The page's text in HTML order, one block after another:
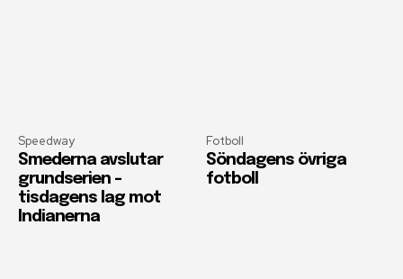
Speedway
Smederna avslutar
grundserien –
tisdagens lag mot
Indianerna
Fotboll
Söndagens övriga
fotboll